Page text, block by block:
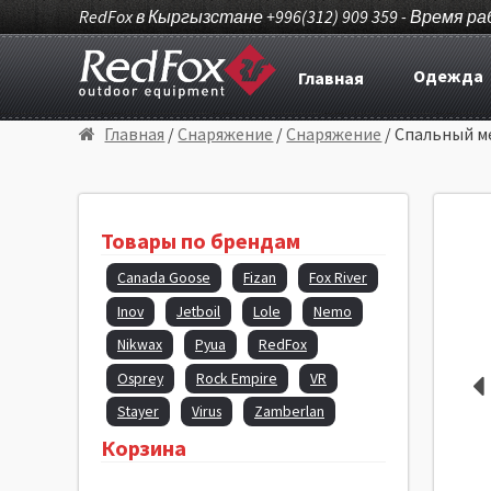
RedFox в Кыргызстане +996(312) 909 359 - Время
Главная Одежда
Главная /Снаряжение /Снаряжение / Спальный
Товары по брендам
Canada Goose Fizan
Fox River
Inov
Jetboil Lole
Nemo
Nikwax
Pyua
RedFox
Osprey
Rock Empire
VR
Stayer
Virus Zamberlan
Корзина